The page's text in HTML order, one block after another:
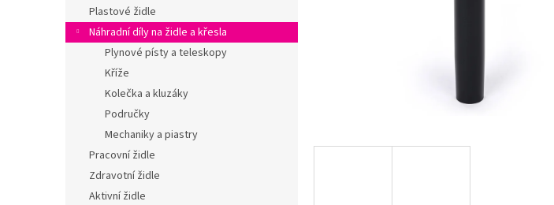
e
l
Plastové židle
Náhradní díly na židle a křesla
Plynové písty a teleskopy
Kříže
Kolečka a kluzáky
Područky
Mechaniky a piastry
Pracovní židle
Zdravotní židle
Aktivní židle